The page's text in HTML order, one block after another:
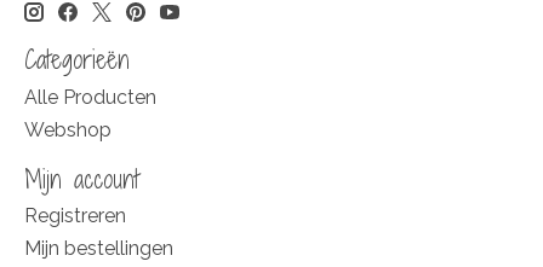
Categorieën
Alle Producten
Webshop
Mijn account
Registreren
Mijn bestellingen